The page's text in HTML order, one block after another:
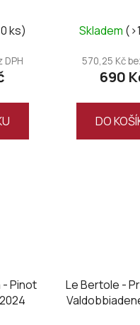
ks)
DPH
Skladem
570,25 Kč
690
DO
- Pinot
Le Bertole -